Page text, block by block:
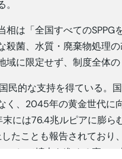
は「全国すべての
殺菌、水質・廃棄物処理
に限定せず、制度全体の
民的な支持を得ている。
く、2045年の黄金世代
には76.4兆ルピアに膨
たことも報告されており
して拡大を進める裏で